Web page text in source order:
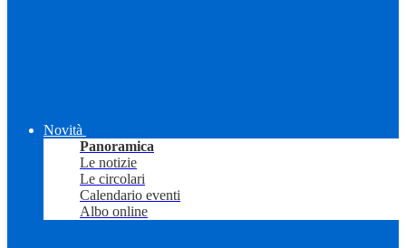
Novità
Panoramica
Le notizie
Le circolari
Calendario eventi
Albo online